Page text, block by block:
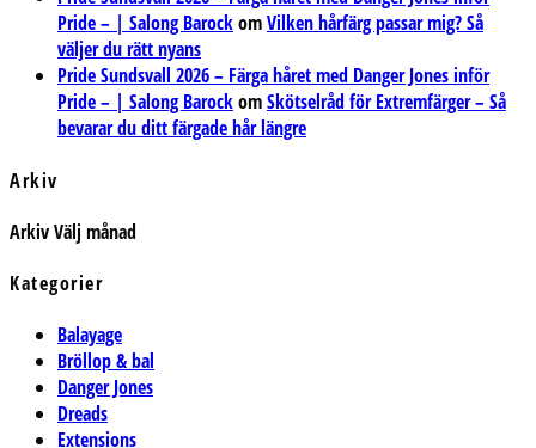
Pride – | Salong BarockomVilken hårfärg passar mig? Så
väljer du rätt nyans
Pride Sundsvall 2026 – Färga håret med Danger Jones inför
Pride – | Salong BarockomSkötselråd för Extremfärger – Så
bevarar du ditt färgade hår längre
Arkiv
ArkivVälj månad
Kategorier
Balayage
Bröllop & bal
Danger Jones
Dreads
Extensions